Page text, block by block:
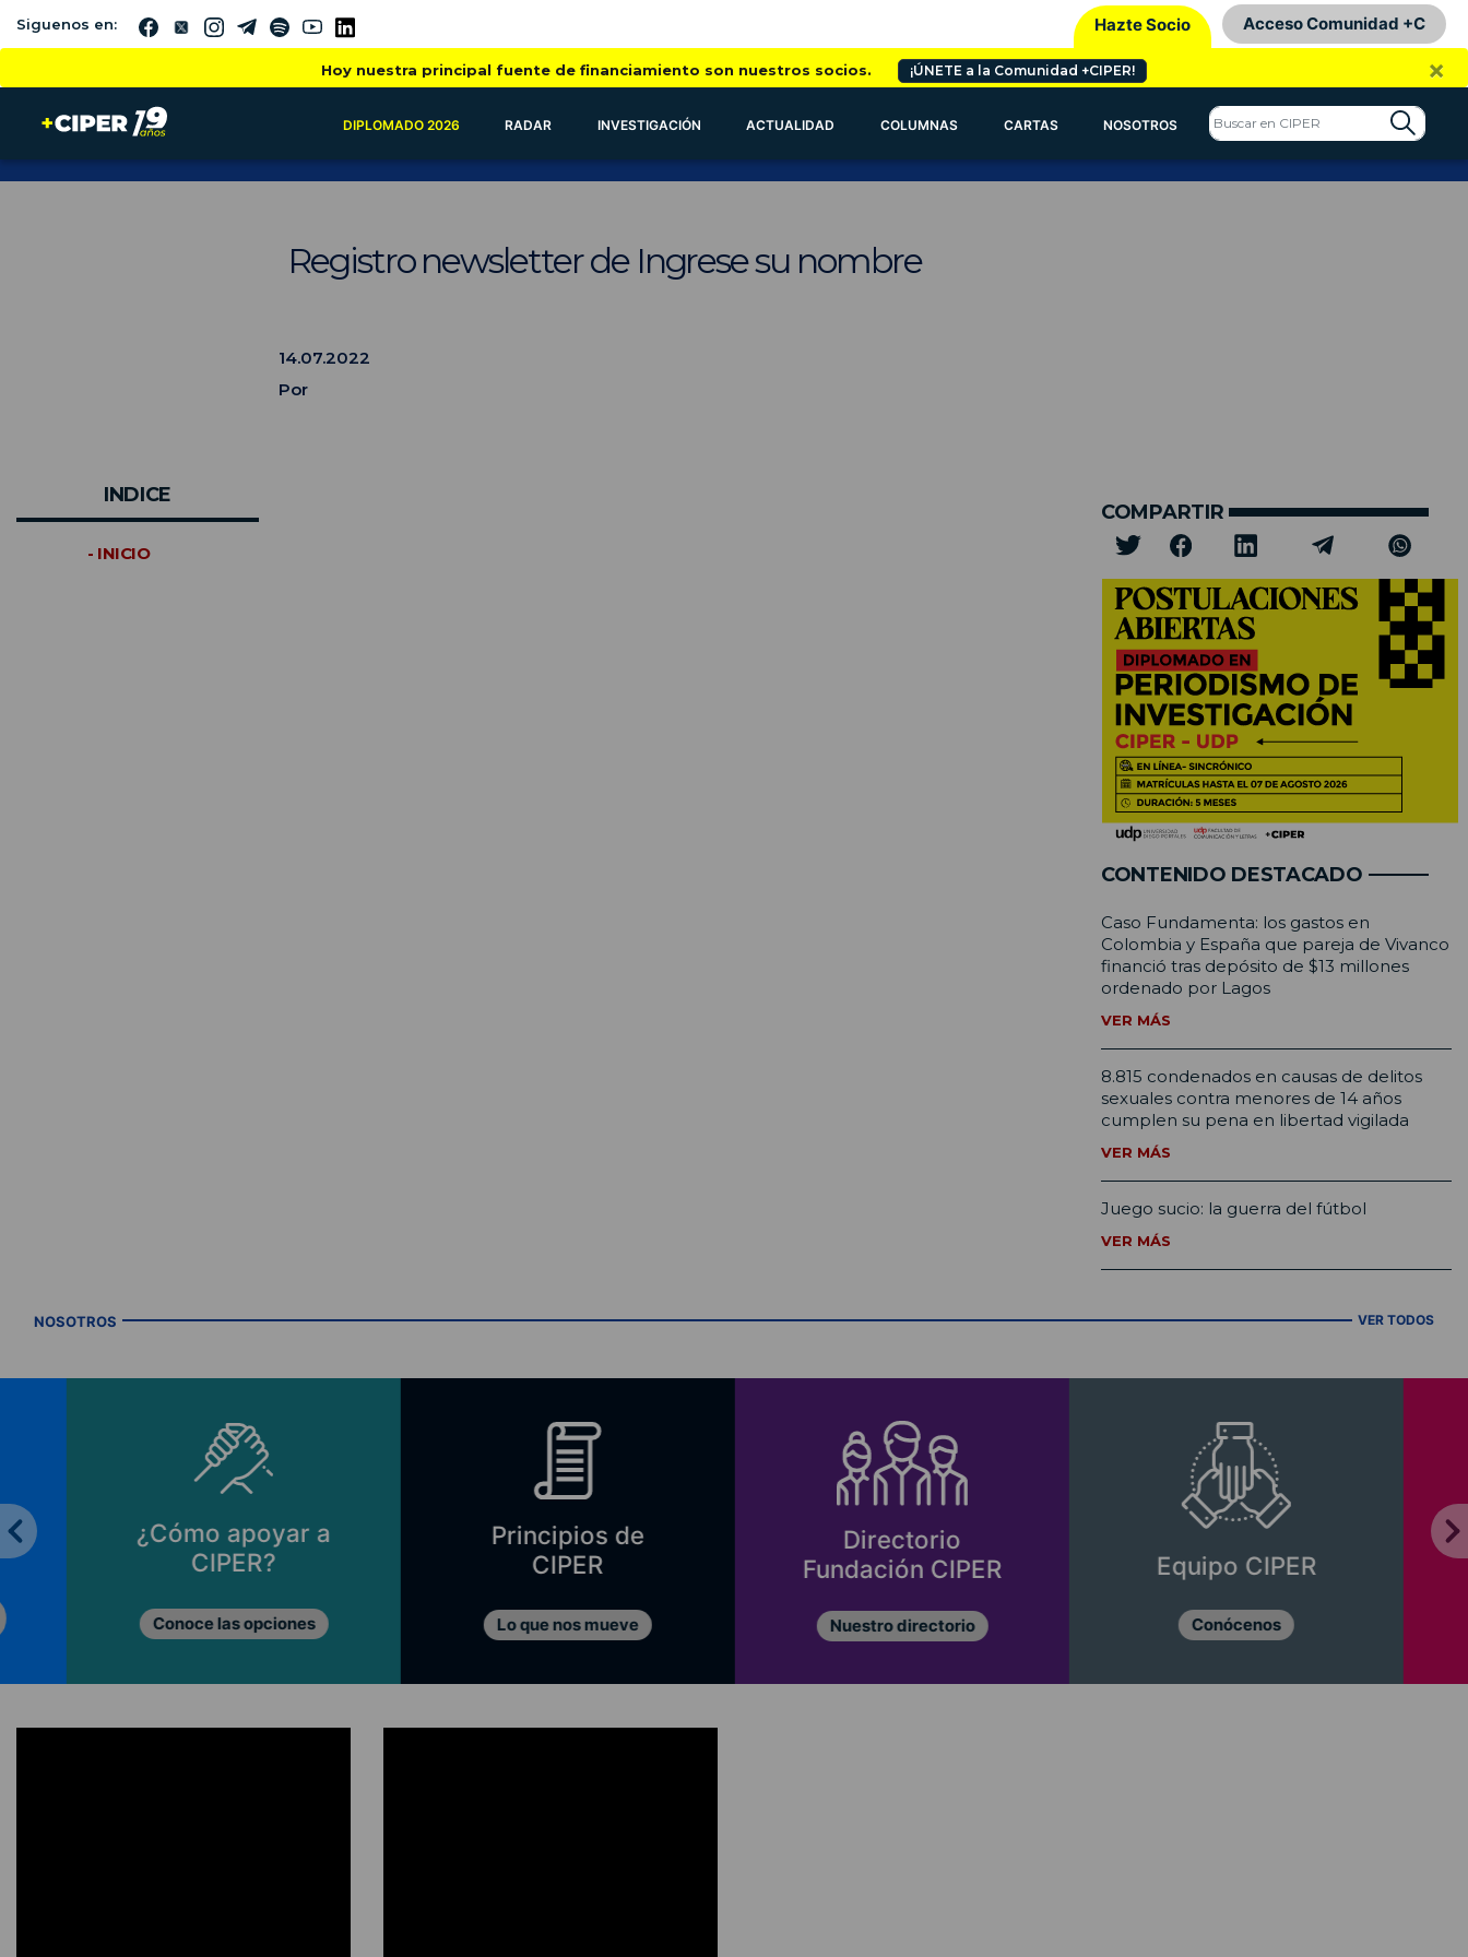
Siguenos en: Hazte Socio Acceso Comunidad +C
Hoy nuestra principal fuente de financiamiento son nuestros socios. ¡ÚNETE a la Comunidad +CIPER! ×
DIPLOMADO 2026 RADAR INVESTIGACIÓN ACTUALIDAD COLUMNAS CARTAS NOSOTROS
Registro newsletter de Ingrese su nombre
14.07.2022
Por
INDICE
- INICIO
COMPARTIR
CONTENIDO DESTACADO
Caso Fundamenta: los gastos en
Colombia y España que pareja de Vivanco
financió tras depósito de $13 millones
ordenado por Lagos
VER MÁS
8.815 condenados en causas de delitos
sexuales contra menores de 14 años
cumplen su pena en libertad vigilada
VER MÁS
Juego sucio: la guerra del fútbol
VER MÁS
NOSOTROS VER TODOS
¿Cómo apoyar a
CIPER?
Conoce las opciones
Principios de
CIPER
Lo que nos mueve
Directorio
Fundación CIPER
Nuestro directorio
Equipo CIPER
Conócenos